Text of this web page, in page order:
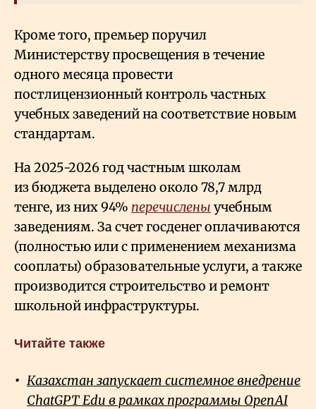
Кроме того, премьер поручил
Министерству просвещения в течение
одного месяца провести
постлицензионный контроль частных
учебных заведений на соответствие новым
стандартам.
На 2025-2026 год частным школам
из бюджета выделено около 78,7 млрд
тенге, из них 94% перечислены учебным
заведениям. За счет госденег оплачиваются
(полностью или с применением механизма
сооплаты) образовательные услуги, а также
производится строительство и ремонт
школьной инфраструктуры.
Читайте также
Казахстан запускает системное внедрение
ChatGPT Edu в рамках программы OpenAI